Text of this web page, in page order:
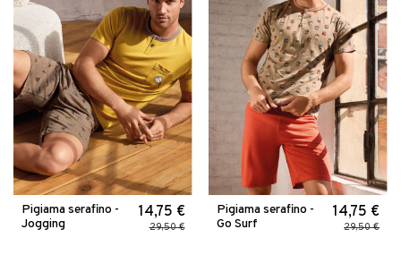
Pigiama serafino -
Jogging
14,75 €
29,50 €
Pigiama serafino -
Go Surf
14,75 €
29,50 €